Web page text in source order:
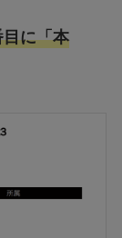
に「本